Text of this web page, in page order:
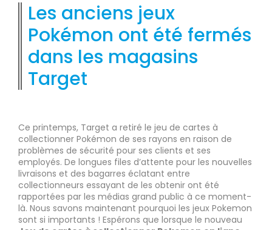
Les anciens jeux
Pokémon ont été fermés
dans les magasins
Target
Ce printemps, Target a retiré le jeu de cartes à
collectionner Pokémon de ses rayons en raison de
problèmes de sécurité pour ses clients et ses
employés. De longues files d’attente pour les nouvelles
livraisons et des bagarres éclatant entre
collectionneurs essayant de les obtenir ont été
rapportées par les médias grand public à ce moment-
là. Nous savons maintenant pourquoi les jeux Pokemon
sont si importants ! Espérons que lorsque le nouveau